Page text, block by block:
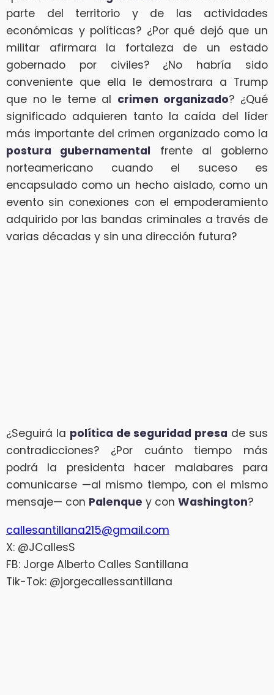
parte del territorio y de las actividades
económicas y políticas? ¿Por qué dejó que un
militar afirmara la fortaleza de un estado
gobernado por civiles? ¿No habría sido
conveniente que ella le demostrara a Trump
que no le teme al crimen organizado? ¿Qué
significado adquieren tanto la caída del líder
más importante del crimen organizado como la
postura gubernamental frente al gobierno
norteamericano cuando el suceso es
encapsulado como un hecho aislado, como un
evento sin conexiones con el empoderamiento
adquirido por las bandas criminales a través de
varias décadas y sin una dirección futura?
¿Seguirá la política de seguridad presa de sus
contradicciones? ¿Por cuánto tiempo más
podrá la presidenta hacer malabares para
comunicarse —al mismo tiempo, con el mismo
mensaje— con Palenque y con Washington?
callesantillana215@gmail.com
X: @JCallesS
FB: Jorge Alberto Calles Santillana
Tik-Tok: @jorgecallessantillana